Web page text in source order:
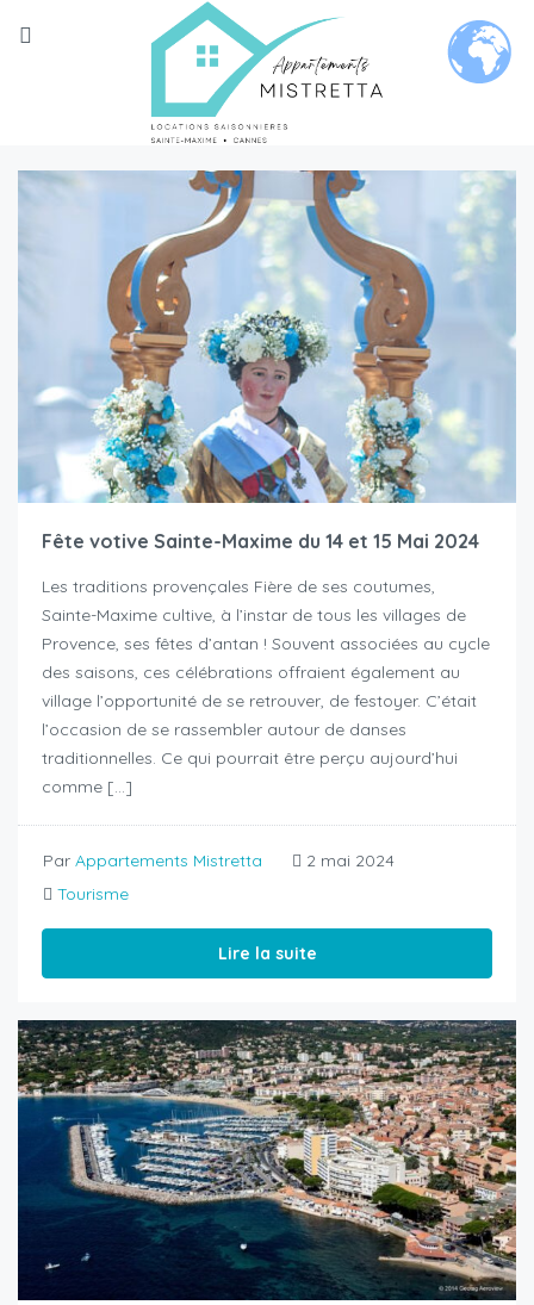
Fête votive Sainte-Maxime du 14 et 15 Mai 2024
Les traditions provençales Fière de ses coutumes,
Sainte-Maxime cultive, à l’instar de tous les villages de
Provence, ses fêtes d’antan ! Souvent associées au cycle
des saisons, ces célébrations offraient également au
village l’opportunité de se retrouver, de festoyer. C’était
l’occasion de se rassembler autour de danses
traditionnelles. Ce qui pourrait être perçu aujourd’hui
comme […]
Par Appartements Mistretta
2 mai 2024
Tourisme
Lire la suite